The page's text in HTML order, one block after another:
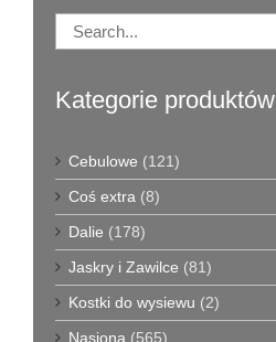
Kategorie produktów
Cebulowe (121)
Coś extra (8)
Dalie (178)
Jaskry i Zawilce (81)
Kostki do wysiewu (2)
Nasiona (565)